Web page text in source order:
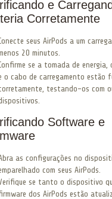
e
Corretamente
seus AirPods a um
20 minutos.
se a tomada de
o cabo de carregamento estão
testando-os com
Software e
as configurações no
com seus AirPods.
se tanto o dispositivo
dos AirPods estão